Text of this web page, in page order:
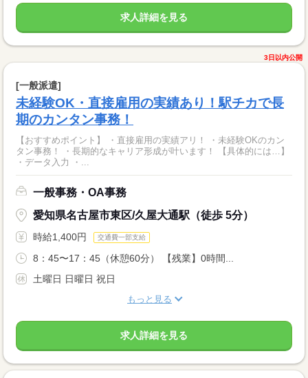
求人詳細を見る
3日以内公開
[一般派遣]
未経験OK・直接雇用の実績あり！駅チカで長
期のカンタン事務！
【おすすめポイント】 ・直接雇用の実績アリ！ ・未経験OKのカン
タン事務！ ・長期的なキャリア形成が叶います！ 【具体的には…】
・データ入力 ・...
一般事務・OA事務
愛知県名古屋市東区/久屋大通駅（徒歩 5分）
時給1,400円 交通費一部支給
8：45〜17：45（休憩60分） 【残業】0時間...
土曜日 日曜日 祝日
もっと見る
求人詳細を見る